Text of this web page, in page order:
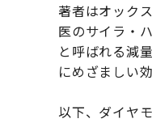
著者はオック
医のサイラ・
と呼ばれる減
にめざましい
以下、ダイヤ